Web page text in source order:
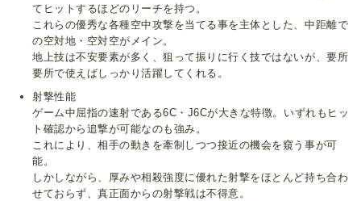
てヒットするほどのリーチを持つ。
これらの優秀な各種空中攻撃を当てる事を主体とした、中距離で
の空対地・空対空がメイン。
地上技は不安要素が多く、狙って振りに行く技ではないが、要所
要所で使えばしっかり活躍してくれる。
射撃性能
ゲーム中屈指の速射である6C・J6Cが大きな特徴。いずれもヒッ
ト確認から追撃が可能なのも強み。
これにより、相手の動きを牽制しつつ接近の機会を窺う事が可
能。
しかしながら、厚みや相殺強度に優れた射撃をほとんど持ち合わ
せておらず、真正面からの射撃戦は不得意。